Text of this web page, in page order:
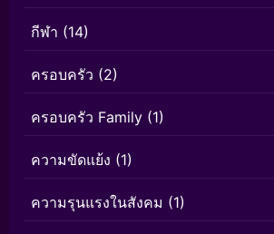
กีฬา (14)
ครอบครัว (2)
ครอบครัว Family (1)
ความขัดแย้ง (1)
ความรุนแรงในสังคม (1)